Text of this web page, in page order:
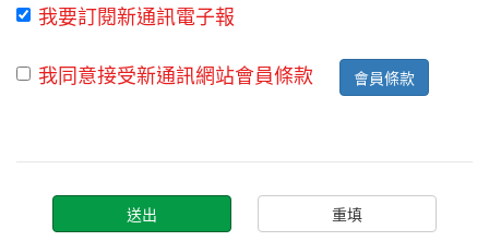
我要訂閱新通訊電子報
我同意接受新通訊網站會員條款
會員條款